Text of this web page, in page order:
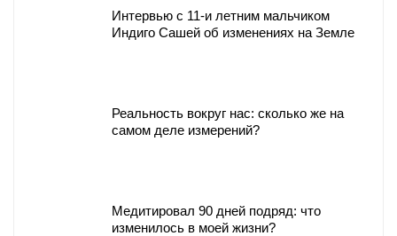
Интервью с 11-и летним мальчиком
Индиго Сашей об изменениях на Земле
Реальность вокруг нас: сколько же на
самом деле измерений?
Медитировал 90 дней подряд: что
изменилось в моей жизни?